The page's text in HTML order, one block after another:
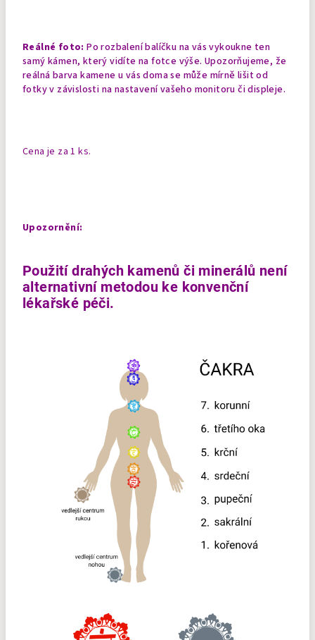
Reálné foto: Po rozbalení balíčku na vás vykoukne ten
samý kámen, který vidíte na fotce výše. Upozorňujeme, že
reálná barva kamene u vás doma se může mírně lišit od
fotky v závislosti na nastavení vašeho monitoru či displeje.
Cena je za 1 ks.
Upozornění:
Použití drahých kamenů či minerálů není
alternativní metodou ke konvenční
lékařské péči.